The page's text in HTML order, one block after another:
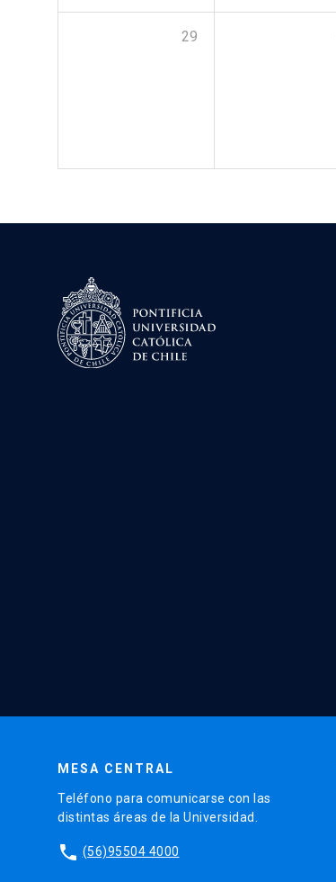
29
MESA CENTRAL
Teléfono para comunicarse con las
distintas áreas de la Universidad.
phone (56)95504 4000